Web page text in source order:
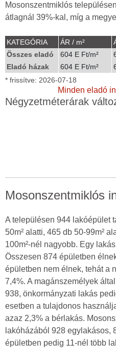
Mosonszentmiklós
átlagnál 39%-kal, míg a
KATEGÓRIA ÁR / m²
Összes eladó
604 E Ft/m²
Eladó házak
604 E Ft/m²
* frissítve: 2026-07-18
Minden eladó
Négyzetméterárak
Mosonszentmiklós
A településen 944 lakóépület
50m² alatti, 465 db 50-99m²
100m²-nél nagyobb. Egy
Összesen 874 épületben
épületben nem élnek, tehát a
7,4%. A magánszemélyek
938, önkormányzati lakás
esetben a tulajdonos
azaz 2,3% a bérlakás.
lakóházából 928 egylakásos,
épületben pedig 11-nél több